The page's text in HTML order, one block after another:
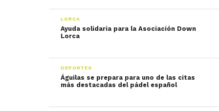
LORCA
Ayuda solidaria para la Asociación Down
Lorca
DEPORTES
Águilas se prepara para uno de las citas
más destacadas del pádel español